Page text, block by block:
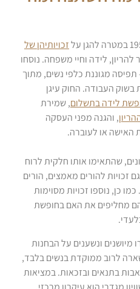
זכויותיהן של
לידה וחיי משפחה. נוסחו
מגוננת כלפי נשים, מתוך
בשוק העבודה. החוק עיגן
לידה בתשלום, שמירת
, והגנה מפני העסקה
האישה או לעוברה.
שהתאימו אותו חלקית לרוח
זכויות להורים מאמצים, הורים
כן, נוספו זכויות מסוימות
מחליפים את האם בחופשת
ונשענים על הבחנות
לרוב ממוקדת בנשים בלבד,
בתנאים ובזכאות. במציאות